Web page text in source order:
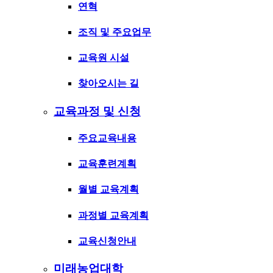
연혁
조직 및 주요업무
교육원 시설
찾아오시는 길
교육과정 및 신청
주요교육내용
교육훈련계획
월별 교육계획
과정별 교육계획
교육신청안내
미래농업대학